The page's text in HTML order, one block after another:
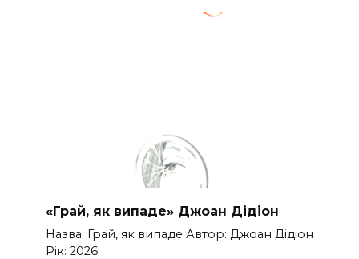
«Грай, як випаде» Джоан Дідіон
Назва: Грай, як випаде Автор: Джоан Дідіон
Рік: 2026